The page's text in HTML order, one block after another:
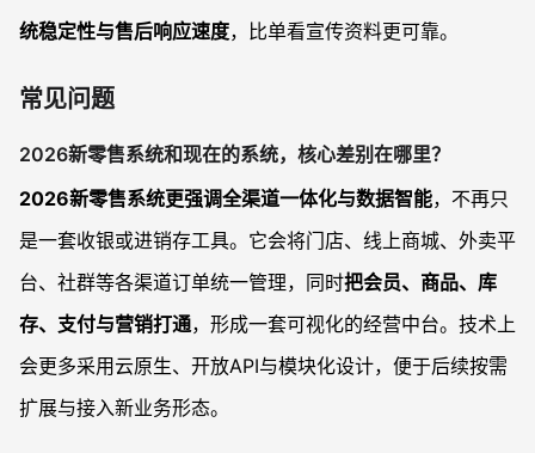
统稳定性与售后响应速度，比单看宣传资料更可靠。
常见问题
2026新零售系统和现在的系统，核心差别在哪里？
2026新零售系统更强调全渠道一体化与数据智能，不再只
是一套收银或进销存工具。它会将门店、线上商城、外卖平
台、社群等各渠道订单统一管理，同时把会员、商品、库
存、支付与营销打通，形成一套可视化的经营中台。技术上
会更多采用云原生、开放API与模块化设计，便于后续按需
扩展与接入新业务形态。